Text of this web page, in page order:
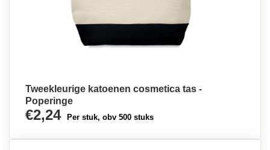
Tweekleurige katoenen cosmetica tas -
Poperinge
€2,24 Per stuk, obv 500 stuks